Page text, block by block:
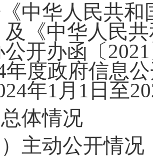
中华人民共
《中华人民
公开办函〔
年度政府信息
年1月1日至
体情况
）主动公开情况